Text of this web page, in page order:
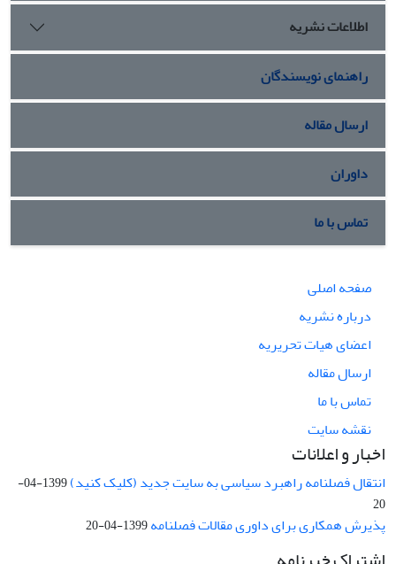
اطلاعات نشریه
راهنمای نویسندگان
ارسال مقاله
داوران
تماس با ما
صفحه اصلی
درباره نشریه
اعضای هیات تحریریه
ارسال مقاله
تماس با ما
نقشه سایت
اخبار و اعلانات
انتقال فصلنامه راهبرد سیاسی به سایت جدید (کلیک کنید)
1399-04-
20
پذیرش همکاری برای داوری مقالات فصلنامه1399-04-20